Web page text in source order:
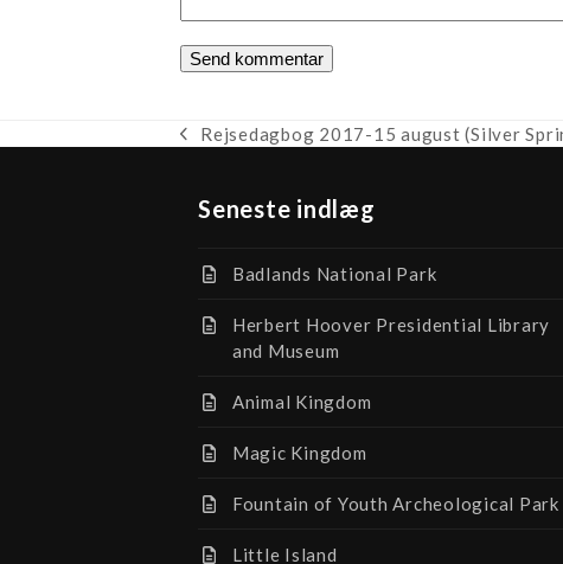
previous
Rejsedagbog 2017-15 august (Silver
Seneste indlæg
Badlands National Park
Herbert Hoover Presidential Library
and Museum
Animal Kingdom
Magic Kingdom
Fountain of Youth Archeological Park
Little Island